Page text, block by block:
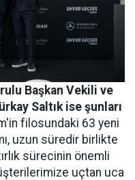
Başkan Vekili ve
Saltık ise şunları
filosundaki 63 yeni
uzun süredir birlikte
sürecinin önemli
uçtan uca